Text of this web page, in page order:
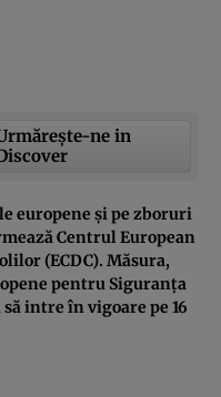
ne in
europene și pe zboruri
Centrul European
(ECDC). Măsura,
pentru Siguranța
să intre în vigoare pe 16